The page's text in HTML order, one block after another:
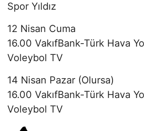
Spor Yıldız
12 Nisan Cuma
16.00 VakıfBank-Türk Hava
Voleybol TV
14 Nisan Pazar (Olursa)
16.00 VakıfBank-Türk Hava
Voleybol TV